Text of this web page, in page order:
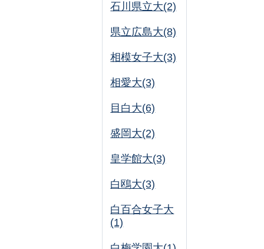
石川県立大(2)
県立広島大(8)
相模女子大(3)
相愛大(3)
目白大(6)
盛岡大(2)
皇学館大(3)
白鴎大(3)
白百合女子大
(1)